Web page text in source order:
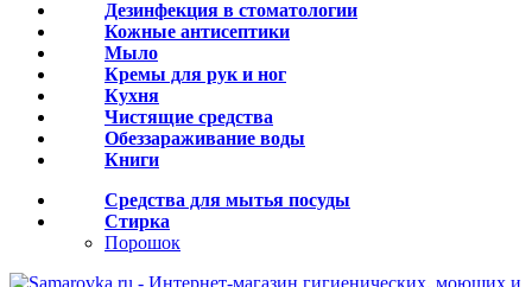
Дезинфекция в стоматологии
Кожные антисептики
Мыло
Кремы для рук и ног
Кухня
Чистящие средства
Обеззараживание воды
Книги
Средства для мытья посуды
Стирка
Порошок